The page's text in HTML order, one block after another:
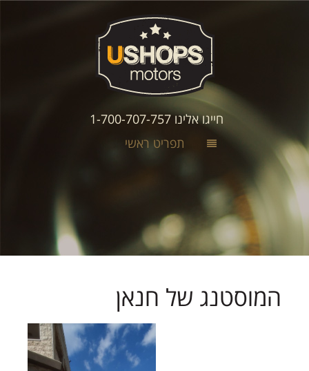
חייגו אלינו 1-700-707-757
תפריט ראשי
המוסטנג של חנאן